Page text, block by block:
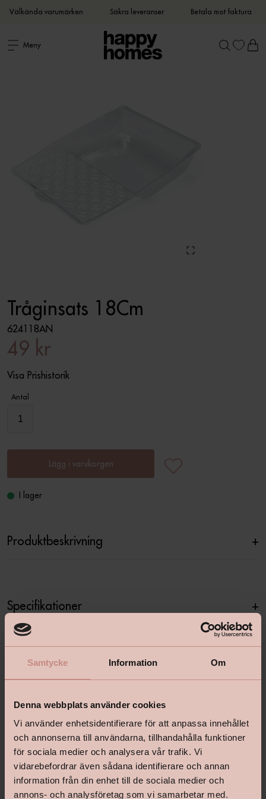
Samtycke Information Om
Denna webbplats använder cookies
Vi använder enhetsidentifierare för att anpassa innehållet
och annonserna till användarna, tillhandahålla funktioner
för sociala medier och analysera vår trafik. Vi
vidarebefordrar även sådana identifierare och annan
information från din enhet till de sociala medier och
annons- och analysföretag som vi samarbetar med.
Välkända varumärken Säkra leveranser Betala mot faktura
Meny
Tråginsats 18Cm
624118AN
49 kr
Visa Prishistorik
Antal
Lägg i varukorgen
I lager
Produktbeskrivning +
Specifikationer +
shop@happyhomes.se
Vanliga frågor & svar